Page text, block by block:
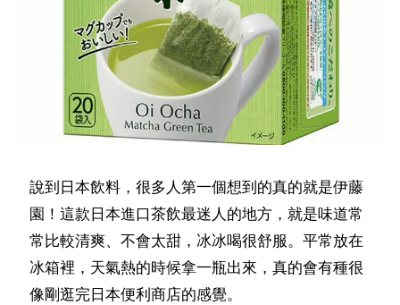
說到日本飲料，很多人第一個想到的真的就是伊藤
園！這款日本進口茶飲最迷人的地方，就是味道常
常比較清爽、不會太甜，冰冰喝很舒服。平常放在
冰箱裡，天氣熱的時候拿一瓶出來，真的會有種很
像剛逛完日本便利商店的感覺。